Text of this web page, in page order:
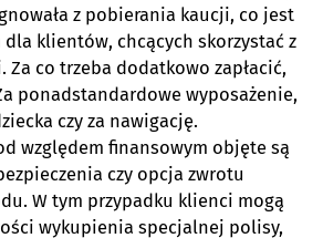
z pobierania kaucji, co jest
klientów, chcących skorzystać z
Za co trzeba dodatkowo zapłacić,
ponadstandardowe wyposażenie,
czy za nawigację.
względem finansowym objęte są
czy opcja zwrotu
W tym przypadku klienci mogą
wykupienia specjalnej polisy,